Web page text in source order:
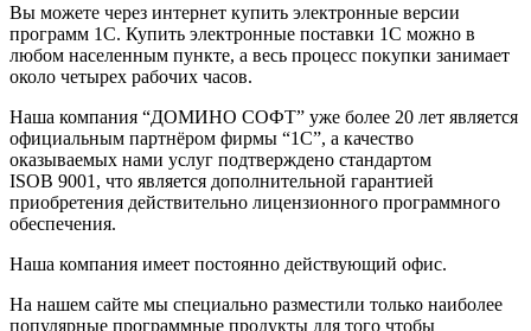
Вы можете через интернет купить электронные версии
программ 1С. Купить электронные поставки 1С можно в
любом населенным пункте, а весь процесс покупки занимает
около четырех рабочих часов.
Наша компания “ДОМИНО СОФТ” уже более 20 лет является
официальным партнёром фирмы “1С”, а качество
оказываемых нами услуг подтверждено стандартом
ISOВ 9001, что является дополнительной гарантией
приобретения действительно лицензионного программного
обеспечения.
Наша компания имеет постоянно действующий офис.
На нашем сайте мы специально разместили только наиболее
популярные программные продукты для того чтобы